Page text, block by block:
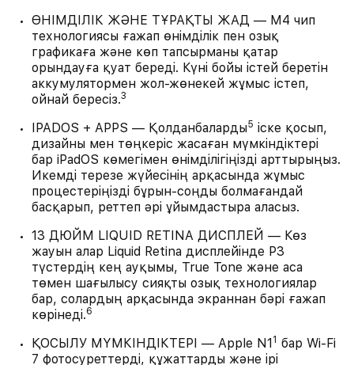
ӨНІМДІЛІК ЖӘНЕ ТҰРАҚТЫ ЖАД — M4 чип
технологиясы ғажап өнімділік пен озық
графикаға және көп тапсырманы қатар
орындауға қуат береді. Күні бойы істей беретін
аккумулятормен жол-жөнекей жұмыс істеп,
ойнай бересіз.3
IPADOS + APPS — Қолданбаларды5 іске қосып,
дизайны мен төңкеріс жасаған мүмкіндіктері
бар iPadOS көмегімен өнімділігіңізді арттырыңыз.
Икемді терезе жүйесінің арқасында жұмыс
процестеріңізді бұрын-соңды болмағандай
басқарып, реттеп әрі ұйымдастыра аласыз.
13 ДЮЙМ LIQUID RETINA ДИСПЛЕЙ — Көз
жауын алар Liquid Retina дисплейінде P3
түстердің кең ауқымы, True Tone және аса
төмен шағылысу сияқты озық технологиялар
бар, солардың арқасында экраннан бәрі ғажап
көрінеді.6
ҚОСЫЛУ МҮМКІНДІКТЕРІ — Apple N11 бар Wi-Fi
7 фотосуреттерді, құжаттарды және ірі